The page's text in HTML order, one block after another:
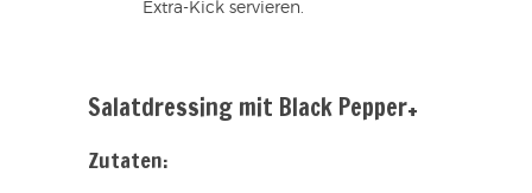
Extra-Kick servieren.
Salatdressing mit Black Pepper+
Zutaten: